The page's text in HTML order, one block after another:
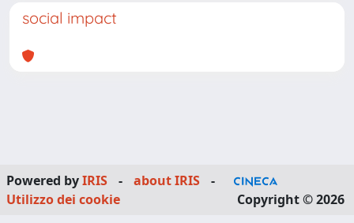
social impact
Powered byIRIS - about IRIS
-
Utilizzo dei cookie
Copyright © 2026